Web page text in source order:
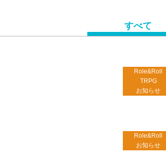
すべて
Role&Roll
TRPG
お知らせ
Role&Roll
お知らせ